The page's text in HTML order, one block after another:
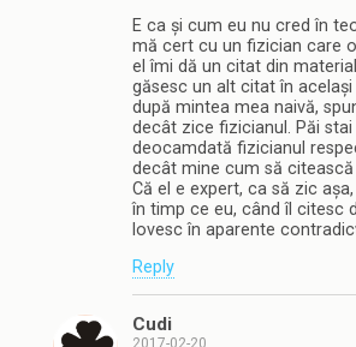
E ca și cum eu nu cred în
mă cert cu un fizician care
el îmi dă un citat din
găsesc un alt citat în
după mintea mea naivă,
decât zice fizicianul. Păi stai
deocamdată fizicianul
decât mine cum să
Că el e expert, ca să zic
în timp ce eu, când îl citesc
lovesc în aparente
Reply
Cudi